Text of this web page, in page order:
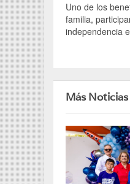
Uno de los
familia,
independencia
Más Noticias